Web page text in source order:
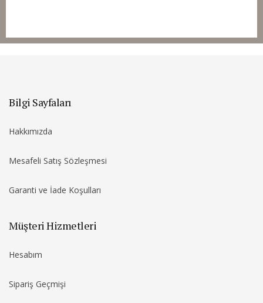
Bilgi Sayfaları
Hakkımızda
Mesafeli Satış Sözleşmesi
Garanti ve İade Koşulları
Müşteri Hizmetleri
Hesabım
Sipariş Geçmişi